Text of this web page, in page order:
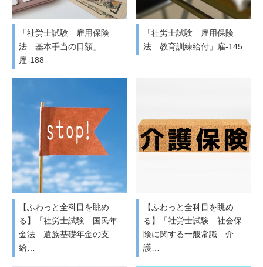
「社労士試験 雇用保険
法 基本手当の日額」
雇-188
「社労士試験 雇用保険
法 教育訓練給付」雇-145
【ふわっと全科目を眺め
る】「社労士試験 国民年
金法 遺族基礎年金の支
給…
【ふわっと全科目を眺め
る】「社労士試験 社会保
険に関する一般常識 介
護…